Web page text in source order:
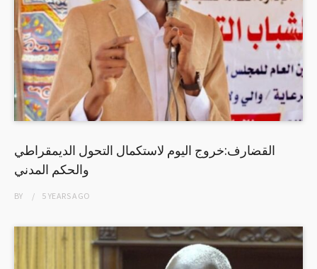
القضارف:خروج اليوم لاستكمال التحول الديمقراطي
والحكم المدني
BY 5 YEARSAGO